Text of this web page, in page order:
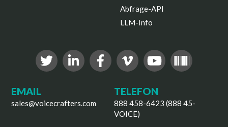
Abfrage-API
LLM-Info
EMAIL
sales@voicecrafters.com
TELEFON
888 458-6423 (888 45-
VOICE)